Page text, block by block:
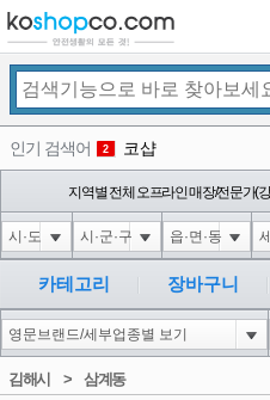
인기 검색어 2 코샵
3
4
5
6
1
지역별 전체 오프라인 매장/전문가(
카테고리 장바구니
김해시 > 삼계동